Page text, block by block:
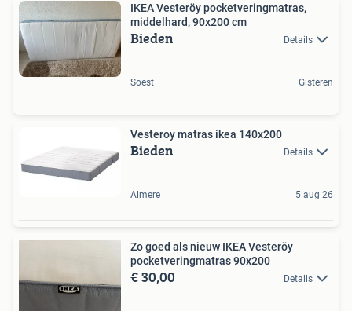
IKEA Vesteröy pocketveringmatras,
middelhard, 90x200 cm
Bieden Details
Soest Gisteren
Vesteroy matras ikea 140x200
Bieden Details
Almere 5 aug 26
Zo goed als nieuw IKEA Vesteröy
pocketveringmatras 90x200
€ 30,00 Details